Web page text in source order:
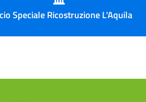
Speciale Ricostruzione L'Aquila